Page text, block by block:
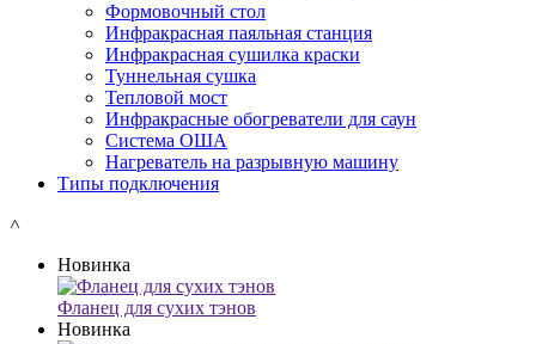
Формовочный стол
Инфракрасная паяльная станция
Инфракрасная сушилка краски
Туннельная сушка
Тепловой мост
Инфракрасные обогреватели для саун
Система ОША
Нагреватель на разрывную машину
Типы подключения
˄
Новинка
Фланец для сухих тэнов
Новинка